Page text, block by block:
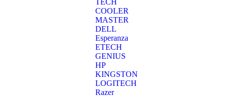
TECH
COOLER
MASTER
DELL
Esperanza
ETECH
GENIUS
HP
KINGSTON
LOGITECH
Razer